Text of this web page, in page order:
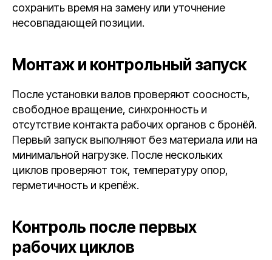
сохранить время на замену или уточнение
несовпадающей позиции.
Монтаж и контрольный запуск
После установки валов проверяют соосность,
свободное вращение, синхронность и
отсутствие контакта рабочих органов с бронёй.
Первый запуск выполняют без материала или на
минимальной нагрузке. После нескольких
циклов проверяют ток, температуру опор,
герметичность и крепёж.
Контроль после первых
рабочих циклов